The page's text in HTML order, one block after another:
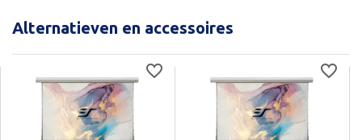
Alternatieven en accessoires